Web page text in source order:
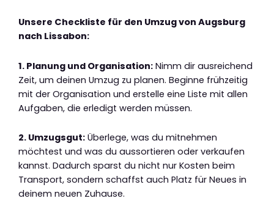
Unsere Checkliste für den Umzug von Augsburg
nach Lissabon:
1. Planung und Organisation: Nimm dir ausreichend
Zeit, um deinen Umzug zu planen. Beginne frühzeitig
mit der Organisation und erstelle eine Liste mit allen
Aufgaben, die erledigt werden müssen.
2. Umzugsgut: Überlege, was du mitnehmen
möchtest und was du aussortieren oder verkaufen
kannst. Dadurch sparst du nicht nur Kosten beim
Transport, sondern schaffst auch Platz für Neues in
deinem neuen Zuhause.